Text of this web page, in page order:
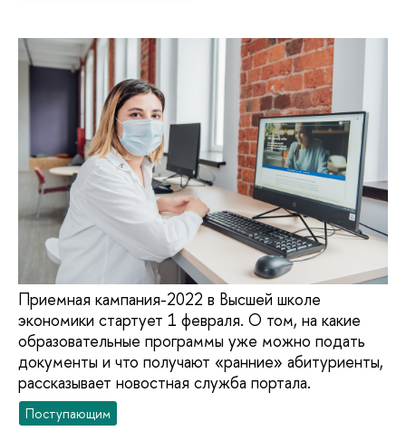
Приемная кампания-2022 в Высшей школе
экономики стартует 1 февраля. О том, на какие
образовательные программы уже можно подать
документы и что получают «ранние» абитуриенты,
рассказывает новостная служба портала.
Поступающим